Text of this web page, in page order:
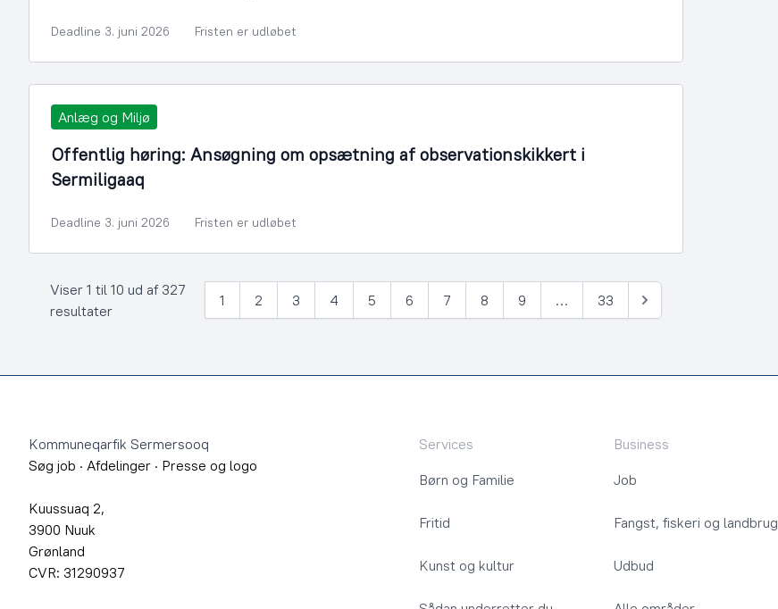
Deadline 3. juni 2026 Fristen er udløbet
Anlæg og Miljø
Offentlig høring: Ansøgning om opsætning af observationskikkert i
Sermiligaaq
Deadline 3. juni 2026 Fristen er udløbet
Viser 1 til 10 ud af 327
resultater
1 2 3 4 5 6 7 8 9 … 33
Næste
Kommuneqarfik Sermersooq
Søg job · Afdelinger · Presse og logo
Kuussuaq 2,
3900 Nuuk
Grønland
CVR: 31290937
Services
Børn og Familie
Fritid
Kunst og kultur
Business
Job
Fangst, fiskeri og landbrug
Udbud